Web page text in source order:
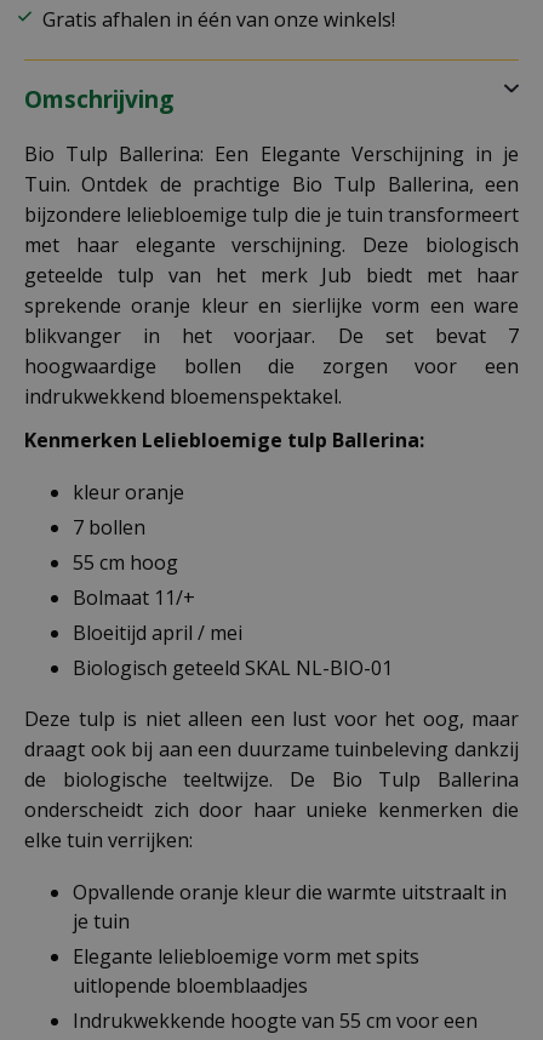
Gratis afhalen in één van onze winkels!
Omschrijving
Bio Tulp Ballerina: Een Elegante Verschijning in je
Tuin. Ontdek de prachtige Bio Tulp Ballerina, een
bijzondere leliebloemige tulp die je tuin transformeert
met haar elegante verschijning. Deze biologisch
geteelde tulp van het merk Jub biedt met haar
sprekende oranje kleur en sierlijke vorm een ware
blikvanger in het voorjaar. De set bevat 7
hoogwaardige bollen die zorgen voor een
indrukwekkend bloemenspektakel.
Kenmerken Leliebloemige tulp Ballerina:
kleur oranje
7 bollen
55 cm hoog
Bolmaat 11/+
Bloeitijd april / mei
Biologisch geteeld SKAL NL-BIO-01
Deze tulp is niet alleen een lust voor het oog, maar
draagt ook bij aan een duurzame tuinbeleving dankzij
de biologische teeltwijze. De Bio Tulp Ballerina
onderscheidt zich door haar unieke kenmerken die
elke tuin verrijken:
Opvallende oranje kleur die warmte uitstraalt in
je tuin
Elegante leliebloemige vorm met spits
uitlopende bloemblaadjes
Indrukwekkende hoogte van 55 cm voor een